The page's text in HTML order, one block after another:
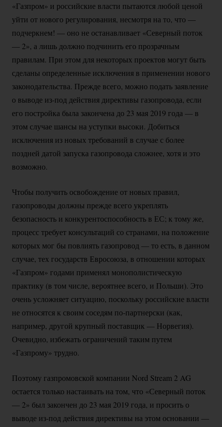
«Газпром» и российские власти пытаются любой ценой
уйти от нового регулирования, несмотря на то, что —
подчеркнем! — оно не останавливает «Северный поток
— 2», а лишь должно подчинить его прозрачным
правилам. При этом для некоторых проектов могут быть
сделаны определенные исключения в применении нового
законодательства. Прежде всего, можно подать заявление
о выводе из-под действия директивы газопровода, если
его постройка была закончена до 23 мая 2019 года — в
этом случае шансы на уступки высоки. Добиться
исключения из новых требований в случае с более
поздней датой запуска газопровода сложнее, хотя и это
возможно.
Чтобы получить освобождение от новых правил,
газопроводы должны прежде всего укреплять
безопасность и конкурентоспособность в ЕС; к тому же,
процесс требует консультаций со странами, на положение
которых мог бы повлиять газопровод — то есть, в данном
случае, тех государств Евросоюза, в отношении которых
«Газпром» годами применял монополистическую
практику (в том числе, вероятнее всего, и Польши). Это
очень усложняет ситуацию, поскольку российские власти
не относятся к своим соседям по-партнерски (как,
например, другой крупный поставщик — Норвегия).
Очевидно, избежать ограничений таким путем
«Газпрому» трудно.
Поэтому газпромовской компании Nord Stream 2 AG
остается только настаивать на том, что «Северный поток
— 2» был закончен до 23 мая 2019 года, и просить о
выводе из-под действия директивы на этом основании —